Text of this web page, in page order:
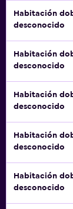
Habitación
desconocido
Habitación
desconocido
Habitación
desconocido
Habitación
desconocido
Habitación
desconocido